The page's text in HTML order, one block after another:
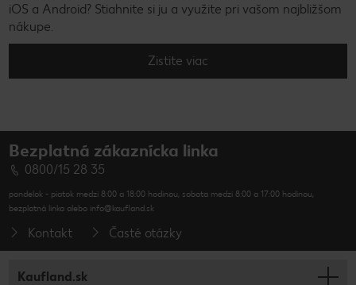
iOS a Android? Stiahnite si ju a využite pri vašom najbližšom
nákupe.
Zistite viac
Bezplatná zákaznícka linka
0800/15 28 35
pondelok - piatok medzi 8:00 a 18:00 hodinou, sobota medzi 8:00 a 17:00 hodinou,
bezplatná linka alebo info@kaufland.sk
Kontakt Časté otázky
Kaufland.sk